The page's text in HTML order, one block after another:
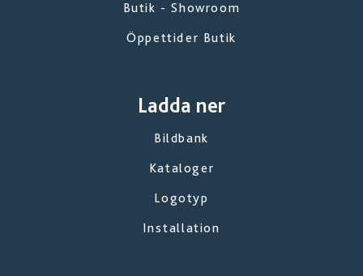
Butik - Showroom
Öppettider Butik
Ladda ner
Bildbank
Kataloger
Logotyp
Installation